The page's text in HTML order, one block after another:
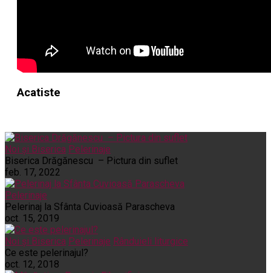
Acatiste
Noi și Biserica Pelerinaje
Biserica Drăgănescu – Pictura din suflet
feb. 17, 2022
Pelerinaje
Pelerinaj la Sfânta Cuvioasă Parascheva
oct. 15, 2019
Noi și Biserica Pelerinaje Rânduieli liturgice
Ce este pelerinajul?
oct. 12, 2018